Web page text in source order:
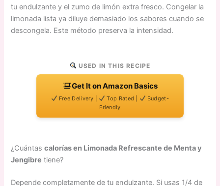
tu endulzante y el zumo de limón extra fresco. Congelar la
limonada lista ya diluye demasiado los sabores cuando se
descongela. Este método preserva la intensidad.
USED IN THIS RECIPE
Get It on Amazon Basics
Free Delivery | Top Rated |
Budget-
Friendly
¿Cuántascalorías en Limonada Refrescante de Menta y
Jengibre tiene?
Depende completamente de tu endulzante. Si usas 1/4 de